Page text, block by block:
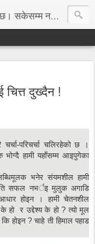
समाचार पस्कने छु।
चित्त दुख्दैन !
परिचर्चा चलिरहेको छ ।
भोग्दै हामी यहाँसम्म आइपुगेका
भनेर संयमशील हामी
सफल नभर्इ मुलुक अगाडि
होइन । हामी चेतनशील
हो र उद्देश्य के हो ? त्यो मूल
कि होइन ? चाहे ती हिमाल पहाड